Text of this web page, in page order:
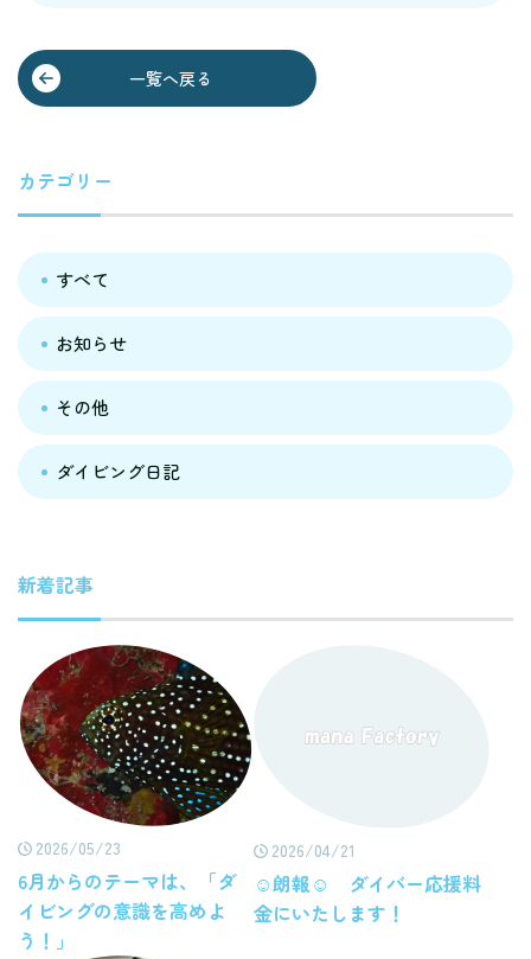
一覧へ戻る
カテゴリー
すべて
お知らせ
その他
ダイビング日記
新着記事
2026/05/23
6月からのテーマは、「ダ
イビングの意識を高めよ
う！」
2026/04/21
☺朗報☺ ダイバー応援料
金にいたします！